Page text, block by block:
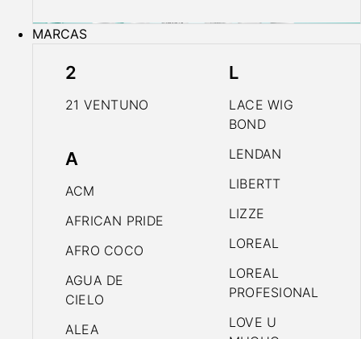
MARCAS
2
21 VENTUNO
A
ACM
AFRICAN PRIDE
AFRO COCO
AGUA DE
CIELO
ALEA
L
LACE WIG
BOND
LENDAN
LIBERTT
LIZZE
LOREAL
LOREAL
PROFESIONAL
LOVE U